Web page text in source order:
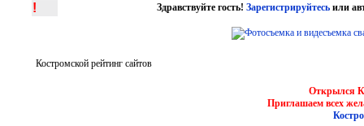
! Здравствуйте гость! Зарегистрируйтесьили
Костромской рейтинг сайтов
Открылся
Приглашаем всех